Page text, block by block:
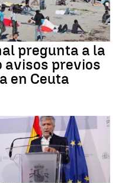
pregunta a la
avisos previos
en Ceuta